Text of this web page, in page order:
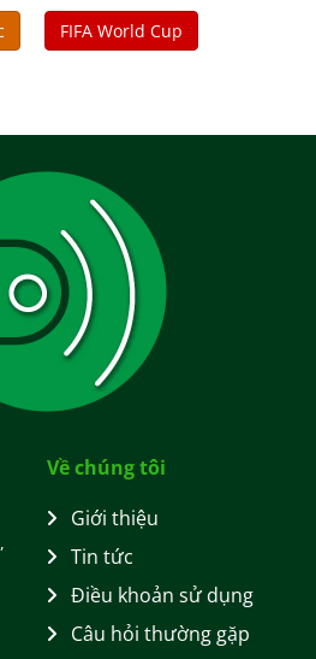
FIFA World Cup
Về chúng tôi
Giới thiệu
Tin tức
Điều khoản sử dụng
Câu hỏi thường gặp